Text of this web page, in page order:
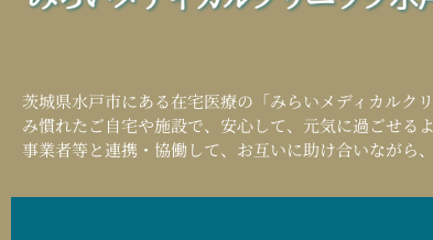
茨城県水戸市にある在宅医療の「みらいメディカルク
み慣れたご自宅や施設で、安心して、元気に過ごせる
事業者等と連携・協働して、お互いに助け合いながら